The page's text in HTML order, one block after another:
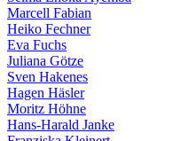
Marcell Fabian
Heiko Fechner
Eva Fuchs
Juliana Götze
Sven Hakenes
Hagen Häsler
Moritz Höhne
Hans-Harald Janke